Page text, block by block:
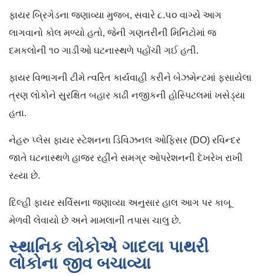
ફાયર બ્રિગેડના જણાવ્યા મુજબ, સવારે ૮.૫૦ વાગ્યે આગ
લાગવાનો કોલ મળ્યો હતો, જેની ગણતરીની મિનિટોમાં જ
દમકલોની ૧૦ ગાડીઓ ઘટનાસ્થળે પહોંચી ગઈ હતી.
ફાયર વિભાગની ટીમે ત્વરિત કાર્યવાહી કરીને બેઝમેન્ટમાં ફસાયેલા
ત્રણ લોકોને સુરક્ષિત બહાર કાઢી નજીકની હોસ્પિટલમાં ખસેડ્યા
હતા.
નેહરુ પ્લેસ ફાયર સ્ટેશનના ડિવિઝનલ ઓફિસર (DO) રવિન્દર
જાતે ઘટનાસ્થળે હાજર રહીને સમગ્ર ઓપરેશનની દેખરેખ રાખી
રહ્યા છે.
દિલ્હી ફાયર સર્વિસના જણાવ્યા અનુસાર હાલ આગ પર કાબૂ
મેળવી લેવાયો છે અને મામલાની તપાસ ચાલુ છે.
સ્થાનિક લોકોએ ગાદલા પાથરી
લોકોના જીવ બચાવ્યા